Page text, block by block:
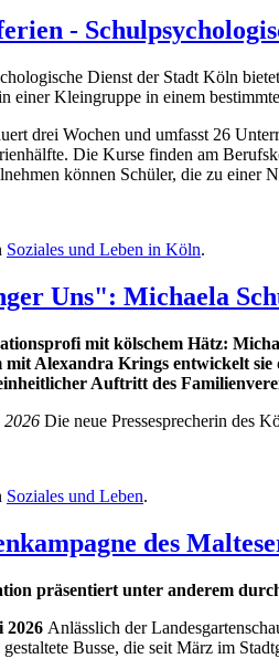
-
Dienst der Stadt Köln
einer Kleingruppe in einem
drei Wochen und umfasst 26
Die Kurse finden am
können Schüler, die zu einer
Soziales und Leben in Köln.
Uns": Michaela
mit kölschem Hätz:
mit Alexandra Krings entwickelt
Auftritt des
2026 Die neue Pressesprecherin des
Soziales und Leben.
des
präsentiert unter anderem
2026 Anlässlich der
gestaltete Busse, die seit März im